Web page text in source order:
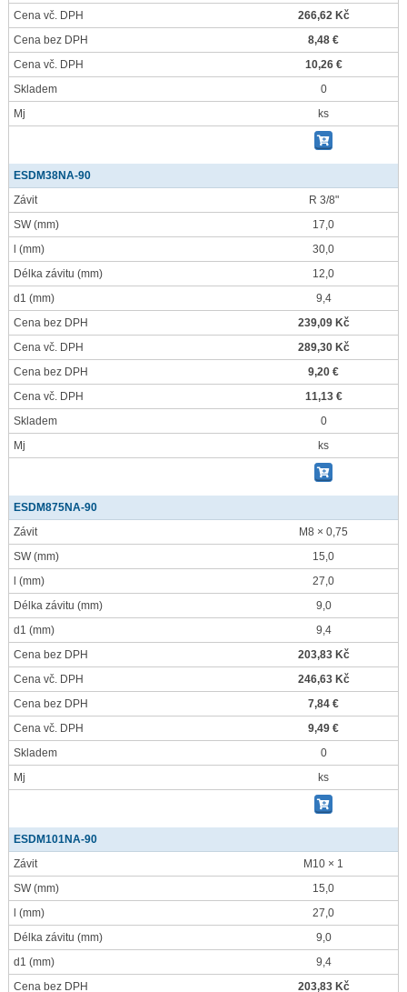
Cena vč. DPH
266,62 Kč
Cena bez DPH
8,48 €
Cena vč. DPH
10,26 €
Skladem
0
Mj
ks
ESDM38NA-90
Závit
R 3/8"
SW(mm)
17,0
(mm)
30,0
Délka závitu (mm)
12,0
d1 (mm)
9,4
Cena bez DPH
239,09 Kč
Cena vč. DPH
289,30 Kč
Cena bez DPH
9,20 €
Cena vč. DPH
11,13 €
Skladem
0
Mj
ks
ESDM875NA-90
Závit
M8 × 0,75
SW(mm)
15,0
(mm)
27,0
Délka závitu (mm)
9,0
d1 (mm)
9,4
Cena bez DPH
203,83 Kč
Cena vč. DPH
246,63 Kč
Cena bez DPH
7,84 €
Cena vč. DPH
9,49 €
Skladem
0
Mj
ks
ESDM101NA-90
Závit
M10 × 1
SW(mm)
15,0
(mm)
27,0
Délka závitu (mm)
9,0
d1 (mm)
9,4
Cena bez DPH
203,83 Kč